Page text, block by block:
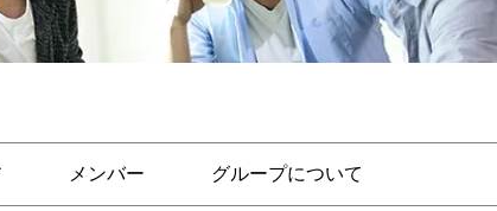
メンバー グループについて